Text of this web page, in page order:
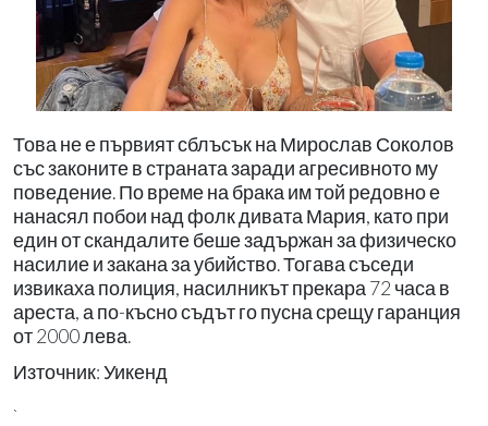
Това не е първият сблъсък на Мирослав Соколов
със законите в страната заради агресивното му
поведение. По време на брака им той редовно е
нанасял побои над фолк дивата Мария, като при
един от скандалите беше задържан за физическо
насилие и закана за убийство. Тогава съседи
извикаха полиция, насилникът прекара 72 часа в
ареста, а по-късно съдът го пусна срещу гаранция
от 2000 лева.
Източник: Уикенд
`